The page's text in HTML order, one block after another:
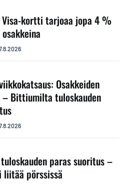
Visa-kortti tarjoaa jopa 4 %
Osakkeiden
Bittiumilta tuloskauden
paras suoritus –
liitää pörssissä